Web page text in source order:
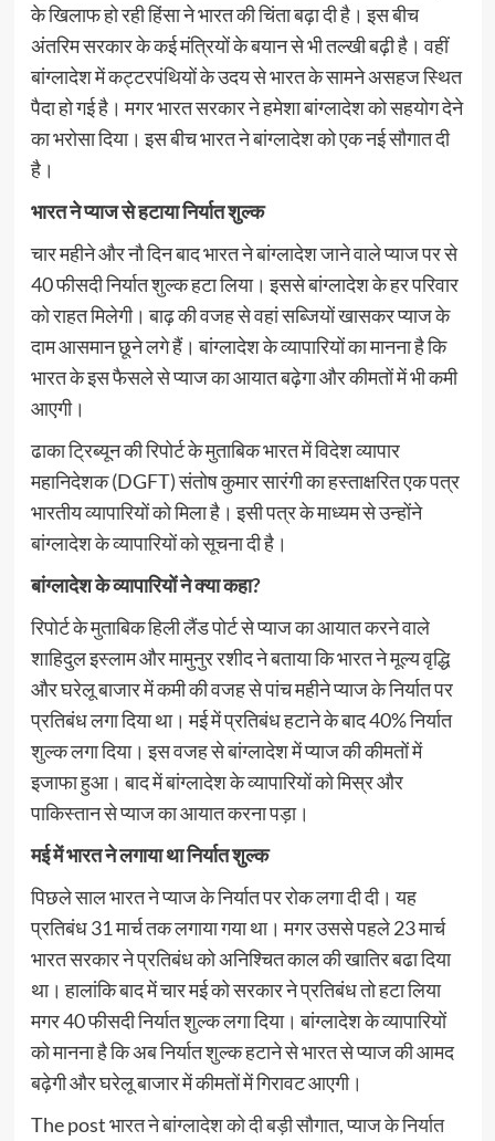
के खिलाफ हो रही हिंसा ने भारत की चिंता बढ़ा दी है। इस बीच
अंतरिम सरकार के कई मंत्रियों के बयान से भी तल्खी बढ़ी है। वहीं
बांग्लादेश में कट्टरपंथियों के उदय से भारत के सामने असहज स्थित
पैदा हो गई है। मगर भारत सरकार ने हमेशा बांग्लादेश को सहयोग देने
का भरोसा दिया। इस बीच भारत ने बांग्लादेश को एक नई सौगात दी
है।
भारत ने प्याज से हटाया निर्यात शुल्क
चार महीने और नौ दिन बाद भारत ने बांग्लादेश जाने वाले प्याज पर से
40 फीसदी निर्यात शुल्क हटा लिया। इससे बांग्लादेश के हर परिवार
को राहत मिलेगी। बाढ़ की वजह से वहां सब्जियों खासकर प्याज के
दाम आसमान छूने लगे हैं। बांग्लादेश के व्यापारियों का मानना है कि
भारत के इस फैसले से प्याज का आयात बढ़ेगा और कीमतों में भी कमी
आएगी।
ढाका ट्रिब्यून की रिपोर्ट के मुताबिक भारत में विदेश व्यापार
महानिदेशक (DGFT) संतोष कुमार सारंगी का हस्ताक्षरित एक पत्र
भारतीय व्यापारियों को मिला है। इसी पत्र के माध्यम से उन्होंने
बांग्लादेश के व्यापारियों को सूचना दी है।
बांग्लादेश के व्यापारियों ने क्या कहा?
रिपोर्ट के मुताबिक हिली लैंड पोर्ट से प्याज का आयात करने वाले
शाहिदुल इस्लाम और मामुनुर रशीद ने बताया कि भारत ने मूल्य वृद्धि
और घरेलू बाजार में कमी की वजह से पांच महीने प्याज के निर्यात पर
प्रतिबंध लगा दिया था। मई में प्रतिबंध हटाने के बाद 40% निर्यात
शुल्क लगा दिया। इस वजह से बांग्लादेश में प्याज की कीमतों में
इजाफा हुआ। बाद में बांग्लादेश के व्यापारियों को मिस्र और
पाकिस्तान से प्याज का आयात करना पड़ा।
मई में भारत ने लगाया था निर्यात शुल्क
पिछले साल भारत ने प्याज के निर्यात पर रोक लगा दी दी। यह
प्रतिबंध 31 मार्च तक लगाया गया था। मगर उससे पहले 23 मार्च
भारत सरकार ने प्रतिबंध को अनिश्चित काल की खातिर बढा दिया
था। हालांकि बाद में चार मई को सरकार ने प्रतिबंध तो हटा लिया
मगर 40 फीसदी निर्यात शुल्क लगा दिया। बांग्लादेश के व्यापारियों
को मानना है कि अब निर्यात शुल्क हटाने से भारत से प्याज की आमद
बढ़ेगी और घरेलू बाजार में कीमतों में गिरावट आएगी।
The postभारत ने बांग्लादेश को दी बड़ी सौगात, प्‍याज के निर्यात